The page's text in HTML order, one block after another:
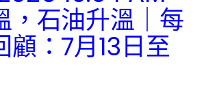
，石油升溫｜每
顧：7月13日至